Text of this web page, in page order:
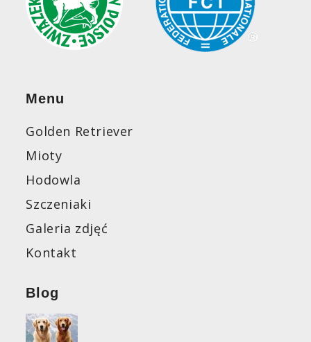
Menu
Golden Retriever
Mioty
Hodowla
Szczeniaki
Galeria zdjęć
Kontakt
Blog